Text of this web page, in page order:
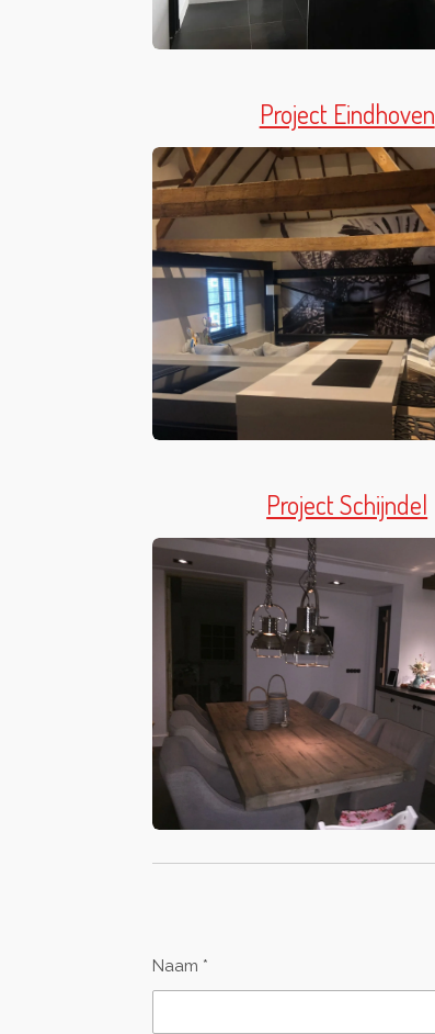
Project Eindhoven
Project Schijndel
Naam *